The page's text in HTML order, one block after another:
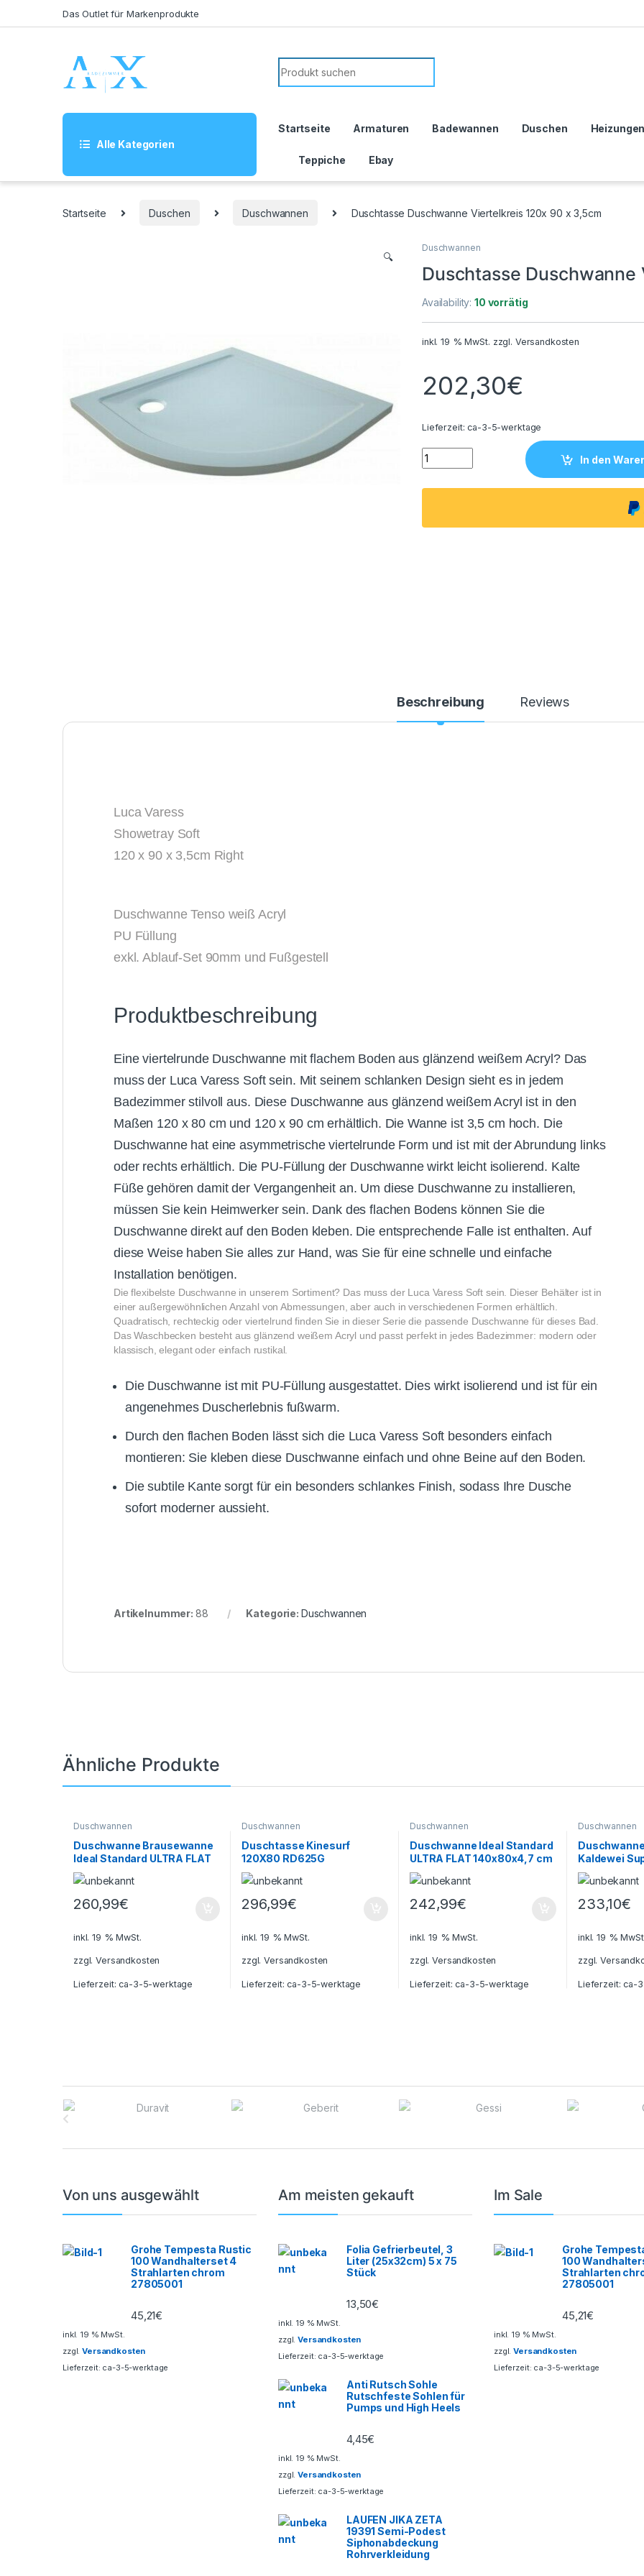
Das Outlet für Markenprodukte
Search for:
Alle Kategorien
Startseite Armaturen Badewannen Duschen Heizungen
Teppiche Ebay
Startseite Duschen Duschwannen Duschtasse Duschwanne Viertelkreis 120x 90 x 3,5cm
🔍
Duschwannen
Duschtasse
Availability:10 vorrätig
inkl. 19 % MwSt. zzgl. Versandkosten
202,30€
Lieferzeit:ca-3-5-werktage
Duschtasse Duschwanne Viertelkreis 120x
In den
Beschreibung Reviews
Luca Varess
Showetray Soft
120 x 90 x 3,5cm Right
Duschwanne Tenso weiß Acryl
PU Füllung
exkl. Ablauf-Set 90mm und Fußgestell
Produktbeschreibung
Eine viertelrunde Duschwanne mit flachem Boden aus glänzend weißem Acryl? Das
muss der Luca Varess Soft sein. Mit seinem schlanken Design sieht es in jedem
Badezimmer stilvoll aus. Diese Duschwanne aus glänzend weißem Acryl ist in den
Maßen 120 x 80 cm und 120 x 90 cm erhältlich. Die Wanne ist 3,5 cm hoch. Die
Duschwanne hat eine asymmetrische viertelrunde Form und ist mit der Abrundung links
oder rechts erhältlich. Die PU-Füllung der Duschwanne wirkt leicht isolierend. Kalte
Füße gehören damit der Vergangenheit an. Um diese Duschwanne zu installieren,
müssen Sie kein Heimwerker sein. Dank des flachen Bodens können Sie die
Duschwanne direkt auf den Boden kleben. Die entsprechende Falle ist enthalten. Auf
diese Weise haben Sie alles zur Hand, was Sie für eine schnelle und einfache
Installation benötigen.
Die flexibelste Duschwanne in unserem Sortiment? Das muss der Luca Varess Soft sein. Dieser Behälter ist in
einer außergewöhnlichen Anzahl von Abmessungen, aber auch in verschiedenen Formen erhältlich.
Quadratisch, rechteckig oder viertelrund finden Sie in dieser Serie die passende Duschwanne für dieses Bad.
Das Waschbecken besteht aus glänzend weißem Acryl und passt perfekt in jedes Badezimmer: modern oder
klassisch, elegant oder einfach rustikal.
Die Duschwanne ist mit PU-Füllung ausgestattet. Dies wirkt isolierend und ist für ein
angenehmes Duscherlebnis fußwarm.
Durch den flachen Boden lässt sich die Luca Varess Soft besonders einfach
montieren: Sie kleben diese Duschwanne einfach und ohne Beine auf den Boden.
Die subtile Kante sorgt für ein besonders schlankes Finish, sodass Ihre Dusche
sofort moderner aussieht.
Artikelnummer: 88 Kategorie: Duschwannen
Ähnliche Produkte
Duschwannen
Duschwanne Brausewanne
Ideal Standard ULTRA FLAT
160x90x4,7 cm weiß
K518801
260,99€
inkl. 19 % MwSt.
zzgl.Versandkosten
Lieferzeit:ca-3-5-werktage
Duschwannen
Duschtasse Kinesurf
120X80 RD625G
296,99€
inkl. 19 % MwSt.
zzgl.Versandkosten
Lieferzeit:ca-3-5-werktage
Duschwannen
Duschwanne Ideal Standard
ULTRA FLAT 140x80x4,7 cm
weiß K518501 RUTSCHFEST
242,99€
inkl. 19 % MwSt.
zzgl.Versandkosten
Lieferzeit:ca-3-5-werktage
Duschwannen
Kaldewei
430-1
SecurePlus
233,10€
inkl. 19 %
zzgl.
Lieferzeit:ca-
Von uns ausgewählt
Grohe Tempesta Rustic
100 Wandhalterset 4
Strahlarten chrom
27805001
45,21€
inkl. 19 % MwSt.
zzgl.Versandkosten
Lieferzeit: ca-3-5-werktage
Am meisten gekauft
Folia Gefrierbeutel, 3
Liter (25x32cm) 5 x 75
Stück
13,50€
inkl. 19 % MwSt.
zzgl.Versandkosten
Lieferzeit: ca-3-5-werktage
Anti Rutsch Sohle
Rutschfeste Sohlen für
Pumps und High Heels
4,45€
inkl. 19 % MwSt.
zzgl.Versandkosten
Lieferzeit: ca-3-5-werktage
LAUFEN JIKA ZETA
19391 Semi-Podest
Siphonabdeckung
Rohrverkleidung
Im Sale
Grohe
100
Strahlarten
27805001
45,21€
inkl. 19 % MwSt.
zzgl.Versandkosten
Lieferzeit: ca-3-5-werktage